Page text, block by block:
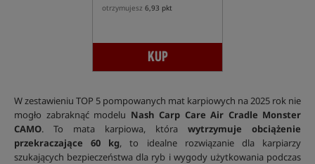
otrzymujesz 6,93 pkt
KUP
W zestawieniu TOP 5 pompowanych mat karpiowych na 2025 rok nie
mogło zabraknąć modelu Nash Carp Care Air Cradle Monster
CAMO. To mata karpiowa, która wytrzymuje obciążenie
przekraczające 60 kg, to idealne rozwiązanie dla karpiarzy
szukających bezpieczeństwa dla ryb i wygody użytkowania podczas